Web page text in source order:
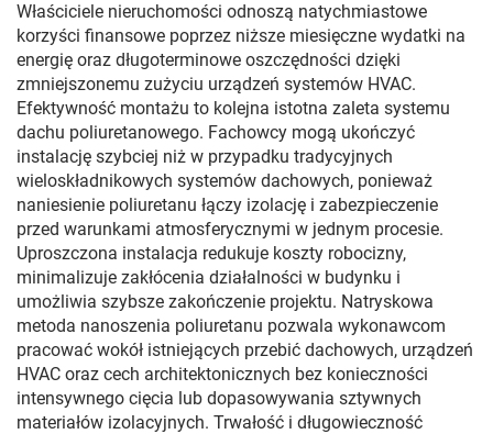
Właściciele nieruchomości odnoszą natychmiastowe
korzyści finansowe poprzez niższe miesięczne wydatki na
energię oraz długoterminowe oszczędności dzięki
zmniejszonemu zużyciu urządzeń systemów HVAC.
Efektywność montażu to kolejna istotna zaleta systemu
dachu poliuretanowego. Fachowcy mogą ukończyć
instalację szybciej niż w przypadku tradycyjnych
wieloskładnikowych systemów dachowych, ponieważ
naniesienie poliuretanu łączy izolację i zabezpieczenie
przed warunkami atmosferycznymi w jednym procesie.
Uproszczona instalacja redukuje koszty robocizny,
minimalizuje zakłócenia działalności w budynku i
umożliwia szybsze zakończenie projektu. Natryskowa
metoda nanoszenia poliuretanu pozwala wykonawcom
pracować wokół istniejących przebić dachowych, urządzeń
HVAC oraz cech architektonicznych bez konieczności
intensywnego cięcia lub dopasowywania sztywnych
materiałów izolacyjnych. Trwałość i długowieczność